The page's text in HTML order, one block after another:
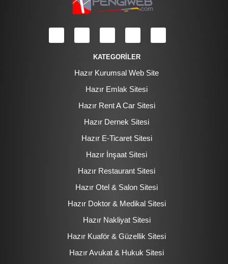
KATEGORİLER
Hazır Kurumsal Web Site
Hazır Emlak Sitesi
Hazır Rent A Car Sitesi
Hazır Dernek Sitesi
Hazır E-Ticaret Sitesi
Hazır İnşaat Sitesi
Hazır Restaurant Sitesi
Hazır Otel & Salon Sitesi
Hazır Doktor & Medikal Sitesi
Hazır Nakliyat Sitesi
Hazır Kuaför & Güzellik Sitesi
Hazır Avukat & Hukuk Sitesi